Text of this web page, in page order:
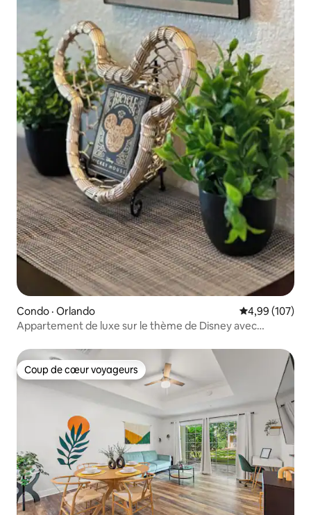
Condo · Orlando Note
4,99 (107)
Appartement de luxe sur le thème de Disney avec
Coup de cœur voyageurs
Coup de cœur voyageurs